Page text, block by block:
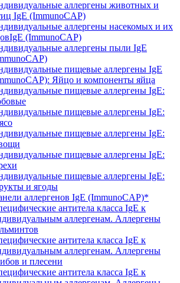
аллергены животных и
IgE (ImmunoCAP)
аллергены насекомых и их
(ImmunoCAP)
аллергены пыли IgE
пищевые аллергены IgE
Яйцо и компоненты яйца
пищевые аллергены IgE:
пищевые аллергены IgE:
пищевые аллергены IgE:
пищевые аллергены IgE:
пищевые аллергены IgE:
и ягоды
аллергенов IgE (ImmunoCAP)*
антитела класса IgE к
аллергенам. Аллергены
антитела класса IgE к
аллергенам. Аллергены
и плесени
антитела класса IgE к